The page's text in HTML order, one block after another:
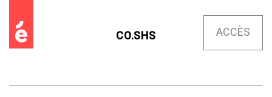
CO.SHS ACCÈS